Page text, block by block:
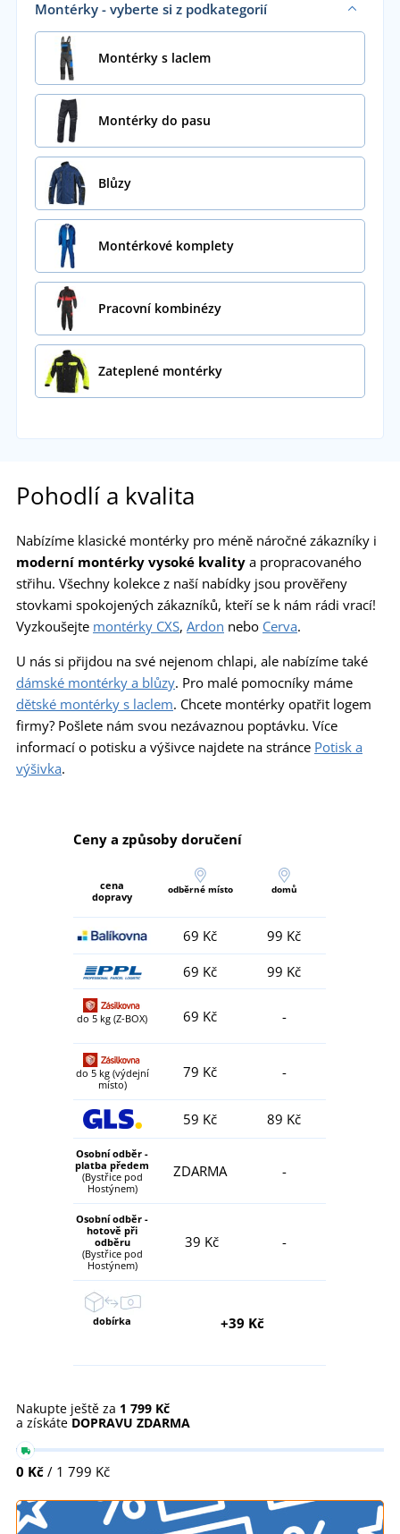
Montérky - vyberte si z podkategorií
Montérky s laclem
Montérky do pasu
Blůzy
Montérkové komplety
Pracovní kombinézy
Zateplené montérky
Pohodlí a kvalita
Nabízíme klasické montérky pro méně náročné zákazníky i
moderní montérky vysoké kvality a propracovaného
střihu. Všechny kolekce z naší nabídky jsou prověřeny
stovkami spokojených zákazníků, kteří se k nám rádi vrací!
Vyzkoušejte montérky CXS, Ardon nebo Cerva.
U nás si přijdou na své nejenom chlapi, ale nabízíme také
dámské montérky a blůzy. Pro malé pomocníky máme
dětské montérky s laclem. Chcete montérky opatřit logem
firmy? Pošlete nám svou nezávaznou poptávku. Více
informací o potisku a výšivce najdete na stránce Potisk a
výšivka.
Ceny a způsoby doručení
cena
dopravy
odběrné místo domů
69 Kč
99 Kč
69 Kč
99 Kč
do 5 kg (Z-BOX) 69 Kč -
do 5 kg (výdejní
místo)
79 Kč -
59 Kč 89 Kč
Osobní odběr -
platba předem
(Bystřice pod
Hostýnem)
ZDARMA -
Osobní odběr -
hotově při
odběru
(Bystřice pod
Hostýnem)
39 Kč -
dobírka +39 Kč
Nakupte ještě za 1 799 Kč
a získáte DOPRAVU ZDARMA
0 Kč / 1 799 Kč